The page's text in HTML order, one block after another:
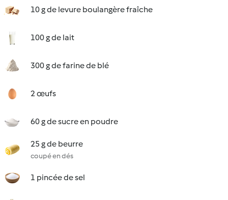
10 g de levure boulangère fraîche
100 g de lait
300 g de farine de blé
2 œufs
60 g de sucre en poudre
25 g de beurre
coupé en dés
1 pincée de sel